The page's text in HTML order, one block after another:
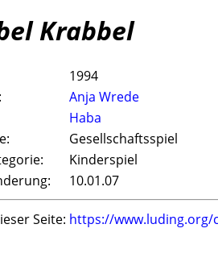
Krabbel
1994
Anja Wrede
Haba
Gesellschaftsspiel
Kinderspiel
10.01.07
Seite: https://www.luding.org/